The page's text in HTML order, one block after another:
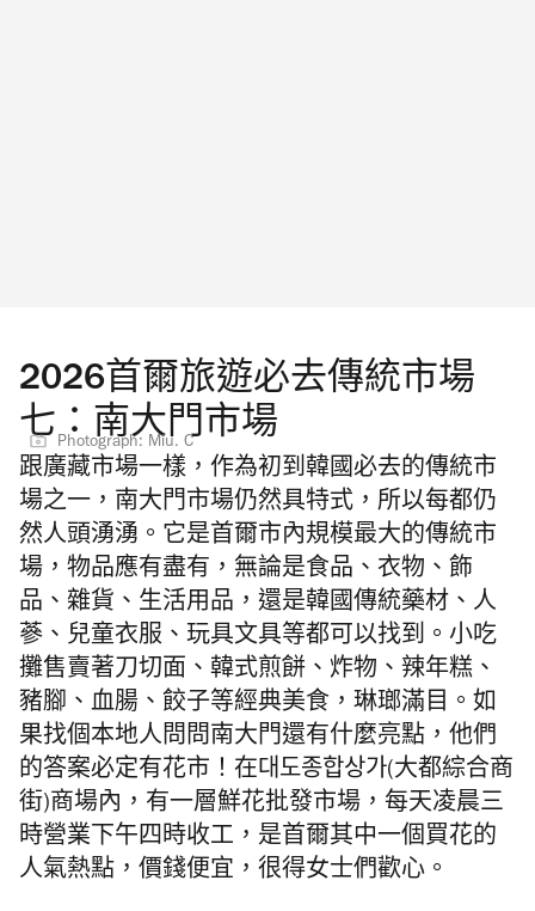
2026首爾旅遊必去傳統市場
七：南大門市場
Photograph: Miu. C
跟廣藏市場一樣，作為初到韓國必去的傳統市
場之一，南大門市場仍然具特式，所以每都仍
然人頭湧湧。它是首爾市內規模最大的傳統市
場，物品應有盡有，無論是食品、衣物、飾
品、雜貨、生活用品，還是韓國傳統藥材、人
蔘、兒童衣服、玩具文具等都可以找到。小吃
攤售賣著刀切面、韓式煎餅、炸物、辣年糕、
豬腳、血腸、餃子等經典美食，琳瑯滿目。如
果找個本地人問問南大門還有什麼亮點，他們
的答案必定有花市！在대도종합상가(大都綜合商
街)商場內，有一層鮮花批發市場，每天凌晨三
時營業下午四時收工，是首爾其中一個買花的
人氣熱點，價錢便宜，很得女士們歡心。